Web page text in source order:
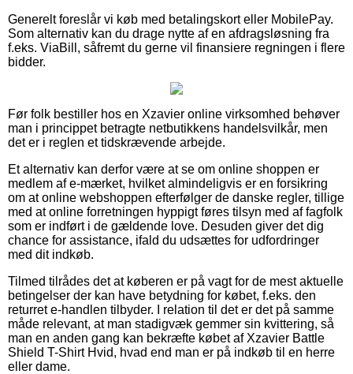
Generelt foreslår vi køb med betalingskort eller MobilePay.
Som alternativ kan du drage nytte af en afdragsløsning fra
f.eks. ViaBill, såfremt du gerne vil finansiere regningen i flere
bidder.
Før folk bestiller hos en Xzavier online virksomhed behøver
man i princippet betragte netbutikkens handelsvilkår, men
det er i reglen et tidskrævende arbejde.
Et alternativ kan derfor være at se om online shoppen er
medlem af e-mærket, hvilket almindeligvis er en forsikring
om at online webshoppen efterfølger de danske regler, tillige
med at online forretningen hyppigt føres tilsyn med af fagfolk
som er indført i de gældende love. Desuden giver det dig
chance for assistance, ifald du udsættes for udfordringer
med dit indkøb.
Tilmed tilrådes det at køberen er på vagt for de mest aktuelle
betingelser der kan have betydning for købet, f.eks. den
returret e-handlen tilbyder. I relation til det er det på samme
måde relevant, at man stadigvæk gemmer sin kvittering, så
man en anden gang kan bekræfte købet af Xzavier Battle
Shield T-Shirt Hvid, hvad end man er på indkøb til en herre
eller dame.